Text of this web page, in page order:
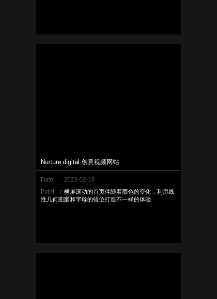
Nurture digital 创意视频网站
Date : 2023-02-16
Point
: 横屏滚动的首页伴随着颜色的变化，利用线
性几何图案和字母的错位打造不一样的体验